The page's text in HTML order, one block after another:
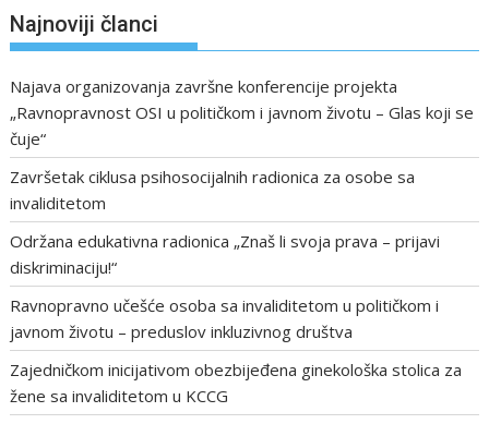
Najnoviji članci
Najava organizovanja završne konferencije projekta
„Ravnopravnost OSI u političkom i javnom životu – Glas koji se
čuje“
Završetak ciklusa psihosocijalnih radionica za osobe sa
invaliditetom
Održana edukativna radionica „Znaš li svoja prava – prijavi
diskriminaciju!“
Ravnopravno učešće osoba sa invaliditetom u političkom i
javnom životu – preduslov inkluzivnog društva
Zajedničkom inicijativom obezbijeđena ginekološka stolica za
žene sa invaliditetom u KCCG